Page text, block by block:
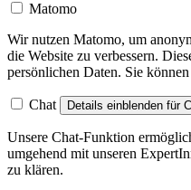
Matomo
Wir nutzen Matomo, um
die Website zu verbessern.
persönlichen Daten. Sie
Chat Details einblenden für
Unsere Chat-Funktion
umgehend mit unseren
zu klären.